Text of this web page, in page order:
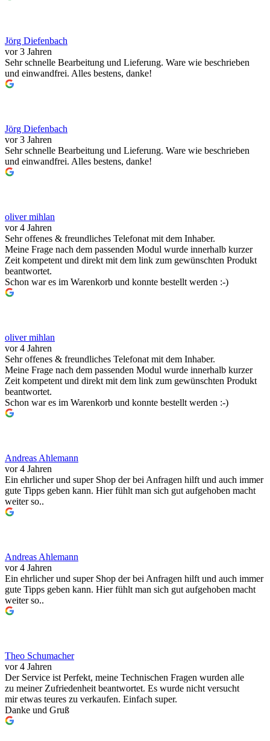
Jörg Diefenbach
vor 3 Jahren
Sehr schnelle Bearbeitung und Lieferung. Ware wie beschrieben
und einwandfrei. Alles bestens, danke!
Jörg Diefenbach
vor 3 Jahren
Sehr schnelle Bearbeitung und Lieferung. Ware wie beschrieben
und einwandfrei. Alles bestens, danke!
oliver mihlan
vor 4 Jahren
Sehr offenes & freundliches Telefonat mit dem Inhaber.
Meine Frage nach dem passenden Modul wurde innerhalb kurzer
Zeit kompetent und direkt mit dem link zum gewünschten Produkt
beantwortet.
Schon war es im Warenkorb und konnte bestellt werden :-)
oliver mihlan
vor 4 Jahren
Sehr offenes & freundliches Telefonat mit dem Inhaber.
Meine Frage nach dem passenden Modul wurde innerhalb kurzer
Zeit kompetent und direkt mit dem link zum gewünschten Produkt
beantwortet.
Schon war es im Warenkorb und konnte bestellt werden :-)
Andreas Ahlemann
vor 4 Jahren
Ein ehrlicher und super Shop der bei Anfragen hilft und auch immer
gute Tipps geben kann. Hier fühlt man sich gut aufgehoben macht
weiter so..
Andreas Ahlemann
vor 4 Jahren
Ein ehrlicher und super Shop der bei Anfragen hilft und auch immer
gute Tipps geben kann. Hier fühlt man sich gut aufgehoben macht
weiter so..
Theo Schumacher
vor 4 Jahren
Der Service ist Perfekt, meine Technischen Fragen wurden alle
zu meiner Zufriedenheit beantwortet. Es wurde nicht versucht
mir etwas teures zu verkaufen. Einfach super.
Danke und Gruß